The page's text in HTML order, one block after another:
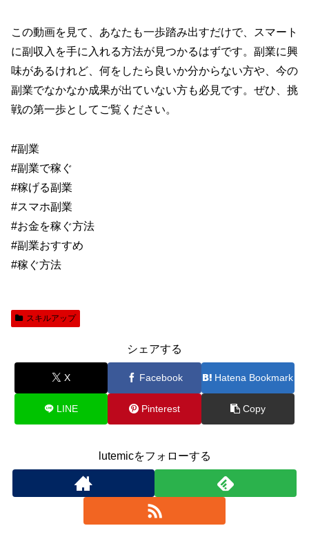
この動画を見て、あなたも一歩踏み出すだけで、スマート
に副収入を手に入れる方法が見つかるはずです。副業に興
味があるけれど、何をしたら良いか分からない方や、今の
副業でなかなか成果が出ていない方も必見です。ぜひ、挑
戦の第一歩としてご覧ください。
#副業
#副業で稼ぐ
#稼げる副業
#スマホ副業
#お金を稼ぐ方法
#副業おすすめ
#稼ぐ方法
スキルアップ
シェアする
X Facebook Hatena Bookmark
LINE Pinterest Copy
lutemicをフォローする